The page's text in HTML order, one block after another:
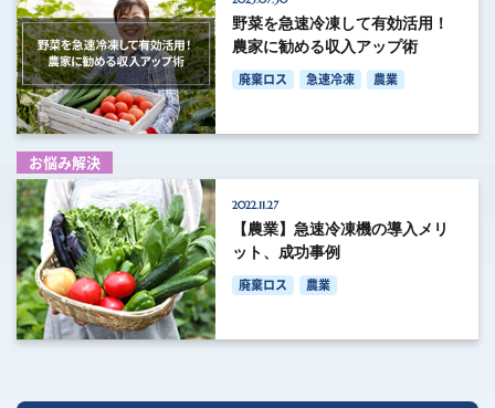
野菜を急速冷凍して有効活用！
農家に勧める収入アップ術
廃棄ロス 急速冷凍 農業
お悩み解決
2022.11.27
【農業】急速冷凍機の導入メリ
ット、成功事例
廃棄ロス 農業